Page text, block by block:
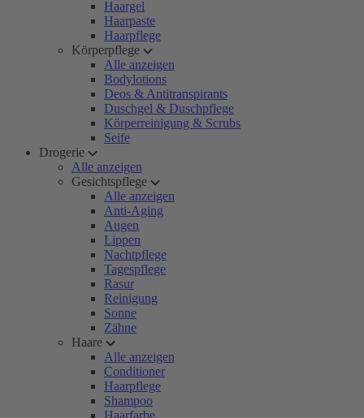
Haargel
Haarpaste
Haarpflege
Körperpflege
Alle anzeigen
Bodylotions
Deos & Antitranspirants
Duschgel & Duschpflege
Körperreinigung & Scrubs
Seife
Drogerie
Alle anzeigen
Gesichtspflege
Alle anzeigen
Anti-Aging
Augen
Lippen
Nachtpflege
Tagespflege
Rasur
Reinigung
Sonne
Zähne
Haare
Alle anzeigen
Conditioner
Haarpflege
Shampoo
Haarfarbe